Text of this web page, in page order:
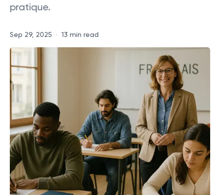
pratique.
Sep 29, 2025 · 13 min read